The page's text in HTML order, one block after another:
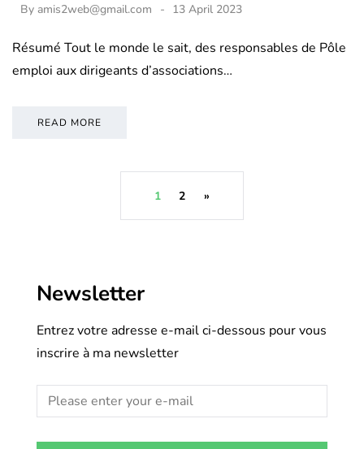
By amis2web@gmail.com 13 April 2023
Résumé Tout le monde le sait, des responsables de Pôle
emploi aux dirigeants d’associations…
READ MORE
1 2 »
Newsletter
Entrez votre adresse e-mail ci-dessous pour vous
inscrire à ma newsletter